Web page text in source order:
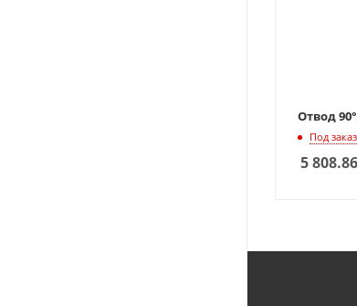
Отвод
Под заказ
5 808.86